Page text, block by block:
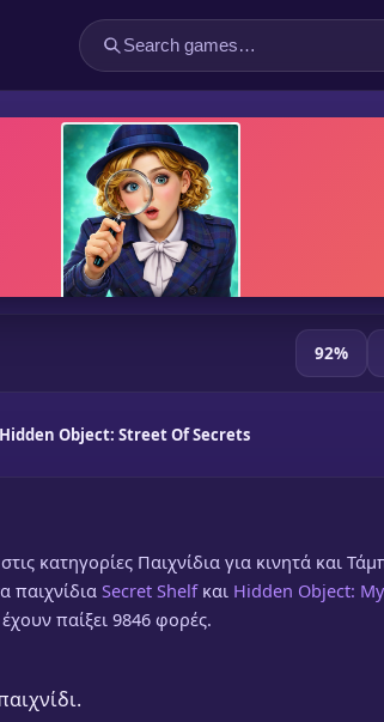
92%
Hidden Object: Street Of Secrets
κατηγορίες Παιχνίδια για κινητά και
παιχνίδια Secret Shelfκαι Hidden Object:
παίξει 9846 φορές.